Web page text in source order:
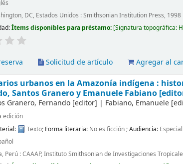
DC, Estados Unidos : Smithsonian Institution Press, 1998
Ítems disponibles para préstamo: Signatura topográfica:
Solicitud de artículo
Agregar al
urbanos en la Amazonía indígena :
Santos Granero y Emanuele Fabiano
Granero, Fernando [editor] | Fabiano, Emanuele
edición
Texto; Forma literaria: No es ficción; Audiencia:
Perú : CAAAP, Instituto Smithsonian de Investigaciones